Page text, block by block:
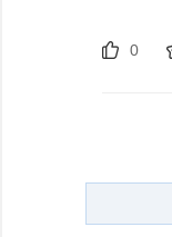
0